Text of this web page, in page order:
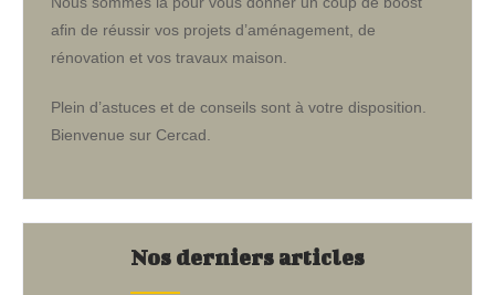
afin de réussir vos projets d’aménagement, de
rénovation et vos travaux maison.
Plein d’astuces et de conseils sont à votre disposition.
Bienvenue sur Cercad.
Nos derniers articles